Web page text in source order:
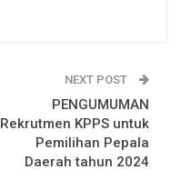
NEXT POST
PENGUMUMAN
Rekrutmen KPPS untuk
Pemilihan Pepala
Daerah tahun 2024